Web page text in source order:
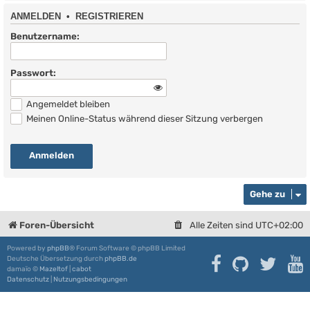
ANMELDEN • REGISTRIEREN
Benutzername:
Passwort:
Angemeldet bleiben
Meinen Online-Status während dieser Sitzung verbergen
Gehe zu
Foren-Übersicht Alle Zeiten sind UTC+02:00
Powered by phpBB® Forum Software © phpBB Limited
Deutsche Übersetzung durchphpBB.de
damaïo © Mazeltof cabot
Datenschutz Nutzungsbedingungen